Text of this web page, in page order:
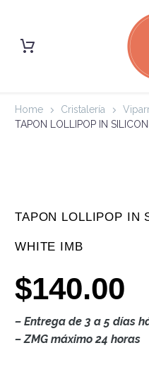
Home Cristalería
TAPON LOLLIPOP IN
TAPON LOLLIPOP IN
WHITE IMB
$140.00
– Entrega de 3 a 5 días
– ZMG máximo 24 horas